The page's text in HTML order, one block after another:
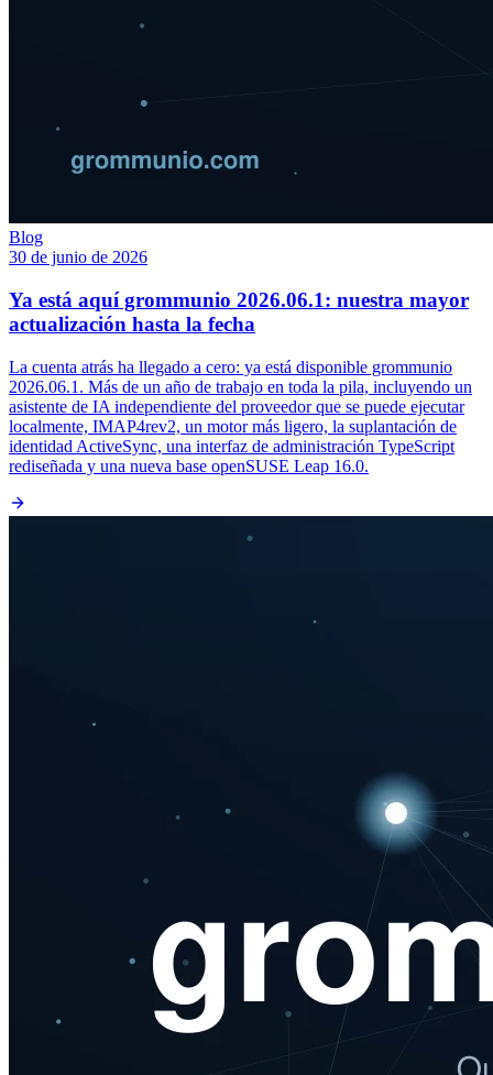
Blog
30 de junio de 2026
Ya está aquí grommunio 2026.06.1: nuestra mayor
actualización hasta la fecha
La cuenta atrás ha llegado a cero: ya está disponible grommunio
2026.06.1. Más de un año de trabajo en toda la pila, incluyendo un
asistente de IA independiente del proveedor que se puede ejecutar
localmente, IMAP4rev2, un motor más ligero, la suplantación de
identidad ActiveSync, una interfaz de administración TypeScript
rediseñada y una nueva base openSUSE Leap 16.0.